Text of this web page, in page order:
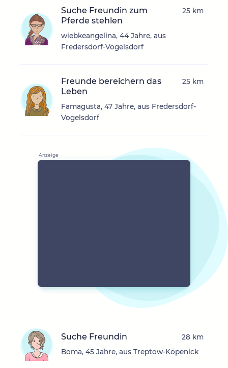
Suche Freundin zum
Pferde stehlen
wiebkeangelina, 44 Jahre, aus
Fredersdorf-Vogelsdorf
25 km
Freunde bereichern das
Leben
Famagusta, 47 Jahre, aus Fredersdorf-
Vogelsdorf
25 km
Suche Freundin
Boma, 45 Jahre, aus Treptow-Köpenick
28 km